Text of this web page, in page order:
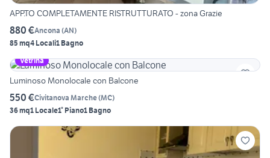
APP.TO COMPLETAMENTE RISTRUTTURATO - zona Grazie
880 €Ancona (AN)
85 mq4 Locali1 Bagno
Vetrina
Luminoso Monolocale con Balcone
550 €Civitanova Marche(MC)
36 mq1 Locale1° Piano1 Bagno